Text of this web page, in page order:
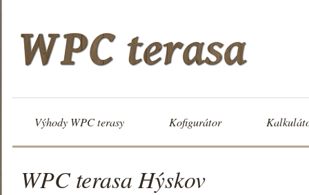
Výhody WPC terasy Kofigurátor
WPC terasa Hýskov